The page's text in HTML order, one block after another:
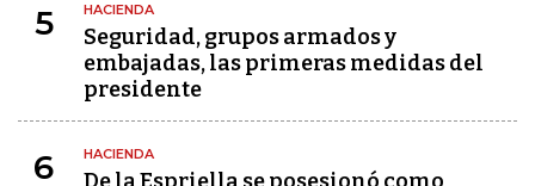
5 HACIENDA
Seguridad, grupos armados y
embajadas, las primeras medidas del
presidente
6 HACIENDA